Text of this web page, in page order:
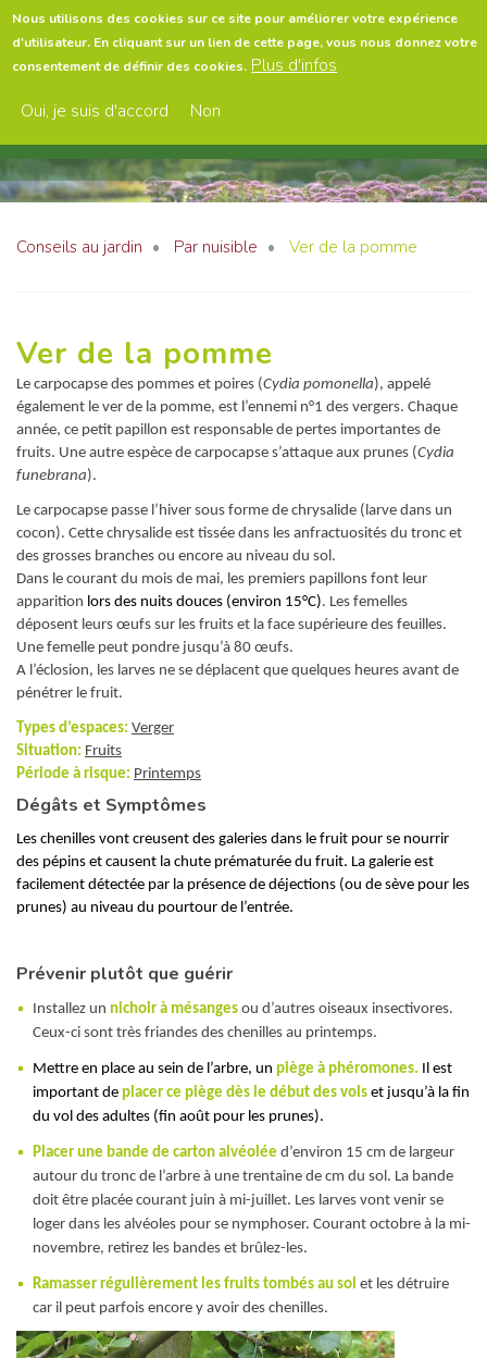
Nous utilisons des cookies sur ce site pour améliorer votre expérience
d'utilisateur. En cliquant sur un lien de cette page, vous nous donnez votre
consentement de définir des cookies. Plus d'infos
Oui, je suis d'accord
Non
Aller
au
contenu
Conseils au jardin Par nuisible Ver de la pomme
Ver de la pomme
Le carpocapse des pommes et poires (Cydia pomonella), appelé
également le ver de la pomme, est l’ennemi n°1 des vergers. Chaque
année, ce petit papillon est responsable de pertes importantes de
fruits. Une autre espèce de carpocapse s’attaque aux prunes (Cydia
funebrana).
Le carpocapse passe l’hiver sous forme de chrysalide (larve dans un
cocon). Cette chrysalide est tissée dans les anfractuosités du tronc et
des grosses branches ou encore au niveau du sol.
Dans le courant du mois de mai, les premiers papillons font leur
apparition lors des nuits douces (environ 15°C). Les femelles
déposent leurs œufs sur les fruits et la face supérieure des feuilles.
Une femelle peut pondre jusqu’à 80 œufs.
A l’éclosion, les larves ne se déplacent que quelques heures avant de
pénétrer le fruit.
Types d’espaces: Verger
Situation: Fruits
Période à risque: Printemps
Dégâts et Symptômes
Les chenilles vont creusent des galeries dans le fruit pour se nourrir
des pépins et causent la chute prématurée du fruit. La galerie est
facilement détectée par la présence de déjections (ou de sève pour les
prunes) au niveau du pourtour de l’entrée.
Prévenir plutôt que guérir
Installez un nichoir à mésanges ou d’autres oiseaux insectivores.
Ceux-ci sont très friandes des chenilles au printemps.
Mettre en place au sein de l’arbre, un piège à phéromones. Il est
important de placer ce piège dès le début des vols et jusqu’à la fin
du vol des adultes (fin août pour les prunes).
Placer une bande de carton alvéolée d’environ 15 cm de largeur
autour du tronc de l’arbre à une trentaine de cm du sol. La bande
doit être placée courant juin à mi-juillet. Les larves vont venir se
loger dans les alvéoles pour se nymphoser. Courant octobre à la mi-
novembre, retirez les bandes et brûlez-les.
Ramasser régulièrement les fruits tombés au sol et les détruire
car il peut parfois encore y avoir des chenilles.